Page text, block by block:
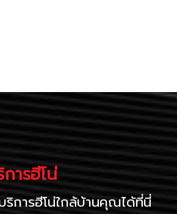
ารฮีโน่
การฮีโน่ใกล้บ้านคุณได้ที่นี่